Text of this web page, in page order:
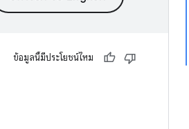
ข้อมูลนี้มีประโยชน์ไหม